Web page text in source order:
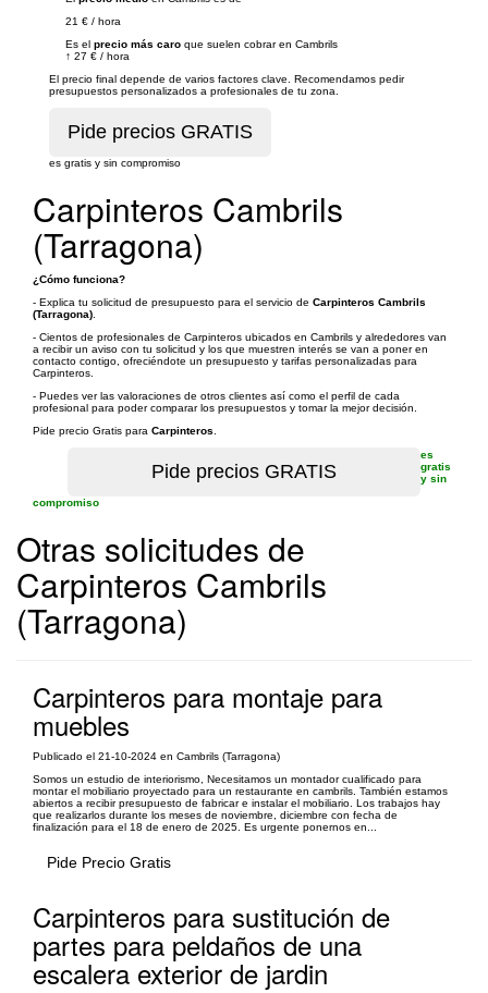
21 € / hora
Es el precio más caro que suelen cobrar en Cambrils
↑ 27 € / hora
El precio final depende de varios factores clave. Recomendamos pedir
presupuestos personalizados a profesionales de tu zona.
es gratis y sin compromiso
Carpinteros Cambrils
(Tarragona)
¿Cómo funciona?
- Explica tu solicitud de presupuesto para el servicio de Carpinteros Cambrils
(Tarragona)
- Cientos de profesionales de Carpinteros ubicados en Cambrils y alrededores van
a recibir un aviso con tu solicitud y los que muestren interés se van a poner en
contacto contigo, ofreciéndote un presupuesto y tarifas personalizadas para
Carpinteros.
- Puedes ver las valoraciones de otros clientes así como el perfil de cada
profesional para poder comparar los presupuestos y tomar la mejor decisión.
Pide precio Gratis para Carpinteros
es
gratis
y sin
compromiso
Otras solicitudes de
Carpinteros Cambrils
(Tarragona)
Carpinteros para montaje para
muebles
Publicado el 21-10-2024 en Cambrils (Tarragona)
Somos un estudio de interiorismo, Necesitamos un montador cualificado para
montar el mobiliario proyectado para un restaurante en cambrils. También estamos
abiertos a recibir presupuesto de fabricar e instalar el mobiliario. Los trabajos hay
que realizarlos durante los meses de noviembre, diciembre con fecha de
finalización para el 18 de enero de 2025. Es urgente ponernos en...
Pide Precio Gratis
Carpinteros para sustitución de
partes para peldaños de una
escalera exterior de jardin